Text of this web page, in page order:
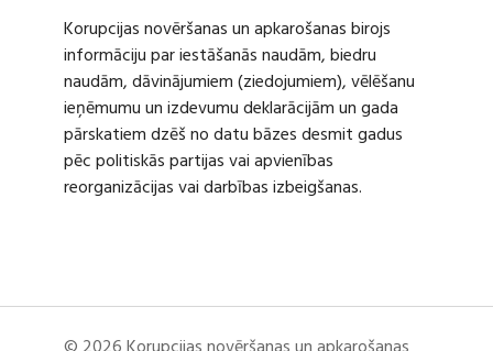
Korupcijas novēršanas un apkarošanas birojs
informāciju par iestāšanās naudām, biedru
naudām, dāvinājumiem (ziedojumiem), vēlēšanu
ieņēmumu un izdevumu deklarācijām un gada
pārskatiem dzēš no datu bāzes desmit gadus
pēc politiskās partijas vai apvienības
reorganizācijas vai darbības izbeigšanas.